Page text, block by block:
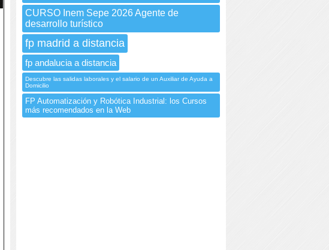
CURSO Inem Sepe 2026 Agente de
desarrollo turístico
fp madrid a distancia
fp andalucia a distancia
Descubre las salidas laborales y el salario de un Auxiliar de Ayuda a
Domicilio
FP Automatización y Robótica Industrial: los Cursos
más recomendados en la Web